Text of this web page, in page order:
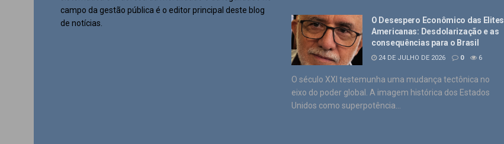
campo da gestão pública é o editor principal deste blog
de notícias.
O Desespero Econômico das Elites
Americanas: Desdolarização e as
consequências para o Brasil
24 DE JULHO DE 2026 0 6
O século XXI testemunha uma mudança tectônica no
eixo do poder global. A imagem histórica dos Estados
Unidos como superpotência...